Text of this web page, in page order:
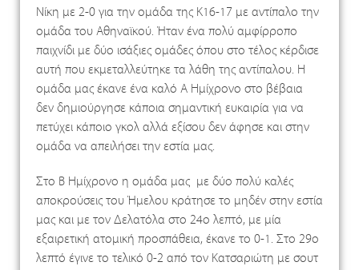
Νίκη με 2-0 για την ομάδα της Κ16-17 με αντίπαλο την
ομάδα του Αθηναϊκού. Ήταν ένα πολύ αμφίρροπο
παιχνίδι με δύο ισάξιες ομάδες όπου στο τέλος κέρδισε
αυτή που εκμεταλλεύτηκε τα λάθη της αντίπαλου. Η
ομάδα μας έκανε ένα καλό Α Ημίχρονο στο βέβαια
δεν δημιούργησε κάποια σημαντική ευκαιρία για να
πετύχει κάποιο γκολ αλλά εξίσου δεν άφησε και στην
ομάδα να απειλήσει την εστία μας.
Στο Β Ημίχρονο η ομάδα μας με δύο πολύ καλές
αποκρούσεις του Ήμελου κράτησε το μηδέν στην εστία
μας και με τον Δελατόλα στο 24ο λεπτό, με μία
εξαιρετική ατομική προσπάθεια, έκανε το 0-1. Στο 29ο
λεπτό έγινε το τελικό 0-2 από τον Κατσαριώτη με σουτ